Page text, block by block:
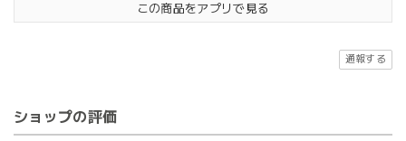
この商品をアプリで見る
通報する
ショップの評価